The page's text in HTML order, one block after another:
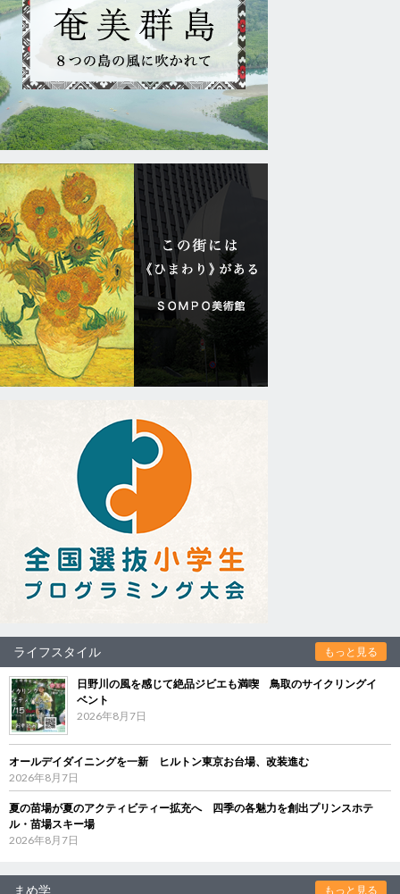
ライフスタイル もっと見る
日野川の風を感じて絶品ジビエも満喫 鳥取のサイクリングイ
ベント
2026年8月7日
オールデイダイニングを一新 ヒルトン東京お台場、改装進む
2026年8月7日
夏の苗場が夏のアクティビティー拡充へ 四季の各魅力を創出プリンスホテ
ル・苗場スキー場
2026年8月7日
まめ学 もっと見る